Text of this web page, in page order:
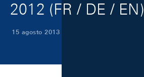
2012 (FR / DE / EN)
15 agosto 2013